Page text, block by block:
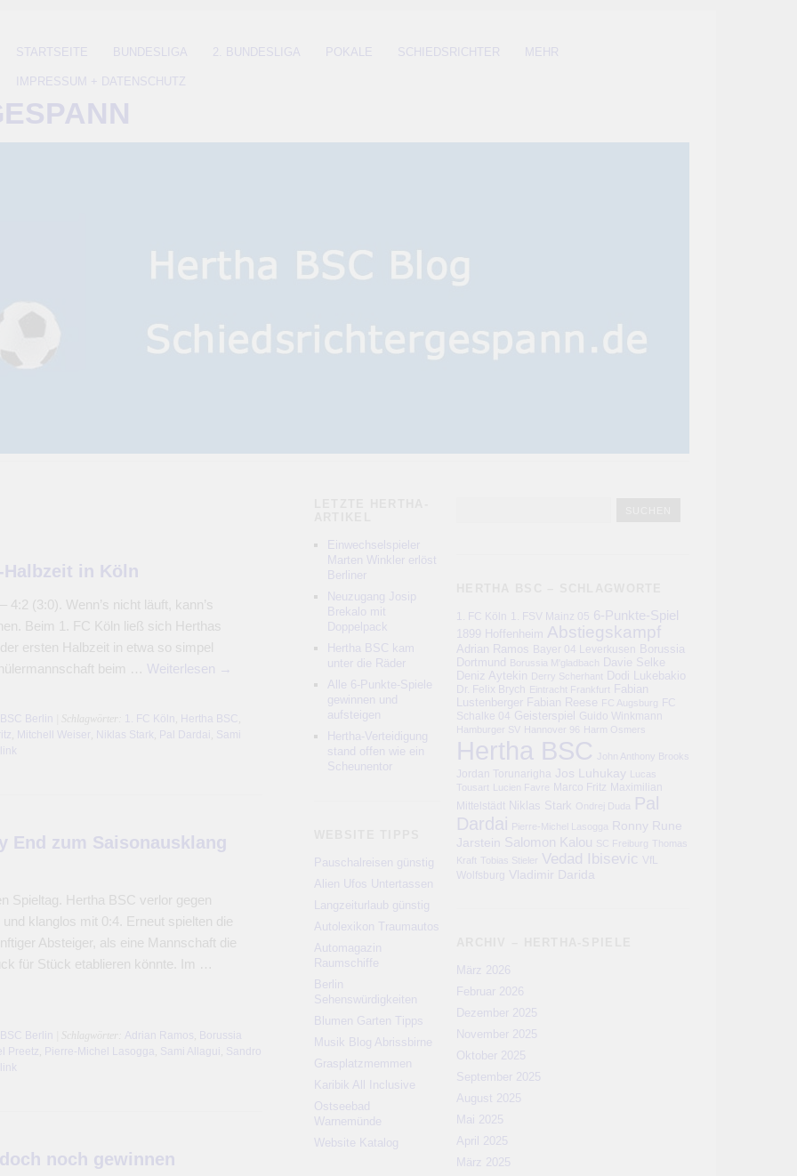
STARTSEITE BUNDESLIGA 2. BUNDESLIGA POKALE SCHIEDSRICHTER MEHR
IMPRESSUM + DATENSCHUTZ
in Köln
4:2 (3:0). Wenn’s nicht läuft, kann’s
Beim 1. FC Köln ließ sich Herthas
ersten Halbzeit in etwa so simpel
beim … Weiterlesen →
Berlin | Schlagwörter: 1. FC Köln Hertha BSC
Mitchell Weiser Niklas Stark Pal Dardai
Sami
End zum Saisonausklang
Spieltag. Hertha BSC verlor gegen
klanglos mit 0:4. Erneut spielten die
Absteiger, als eine Mannschaft die
für Stück etablieren könnte. Im …
Berlin | Schlagwörter: Adrian Ramos
Borussia
Preetz Pierre-Michel Lasogga Sami Allagui
Sandro
noch gewinnen
Einwechselspieler
Marten Winkler erlöst
Berliner
Neuzugang Josip
Brekalo mit
Doppelpack
Hertha BSC kam
unter die Räder
Alle 6-Punkte-Spiele
gewinnen und
aufsteigen
Hertha-Verteidigung
stand offen wie ein
Scheunentor
Pauschalreisen günstig
Alien Ufos Untertassen
Langzeiturlaub günstig
Autolexikon Traumautos
Automagazin
Raumschiffe
Berlin
Sehenswürdigkeiten
Blumen Garten Tipps
Musik Blog Abrissbirne
Grasplatzmemmen
Karibik All Inclusive
Ostseebad
Warnemünde
Website Katalog
1. FC Köln 1. FSV Mainz 05 6-Punkte-Spiel
1899 Hoffenheim Abstiegskampf
Adrian Ramos Bayer 04 Leverkusen
Borussia
Dortmund
Borussia M'gladbach Davie Selke
Deniz Aytekin Derry Scherhant Dodi Lukebakio
Dr. Felix Brych Eintracht Frankfurt
Fabian
Lustenberger Fabian Reese FC Augsburg
FC
Schalke 04
Geisterspiel
Guido Winkmann
Hamburger SV
Hannover 96 Harm Osmers
Hertha BSC
John Anthony Brooks
Jordan Torunarigha
Jos Luhukay
Lucas
Tousart
Lucien Favre Marco Fritz Maximilian
Mittelstädt
Niklas Stark Ondrej Duda Pal
Dardai Pierre-Michel Lasogga Ronny
Rune
Jarstein Salomon Kalou SC Freiburg
Thomas
Kraft
Tobias Stieler Vedad Ibisevic
VfL
Wolfsburg
Vladimir Darida
März 2026
Februar 2026
Dezember 2025
November 2025
Oktober 2025
September 2025
August 2025
Mai 2025
April 2025
März 2025